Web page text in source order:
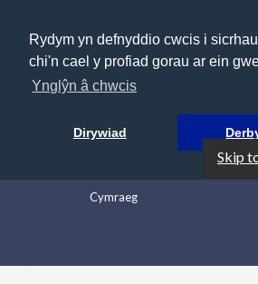
Rydym yn defnyddio cwcis i
chi'n cael y profiad gorau ar ein
Ynglŷn â chwcis
Dirywiad
Skip
Cymraeg